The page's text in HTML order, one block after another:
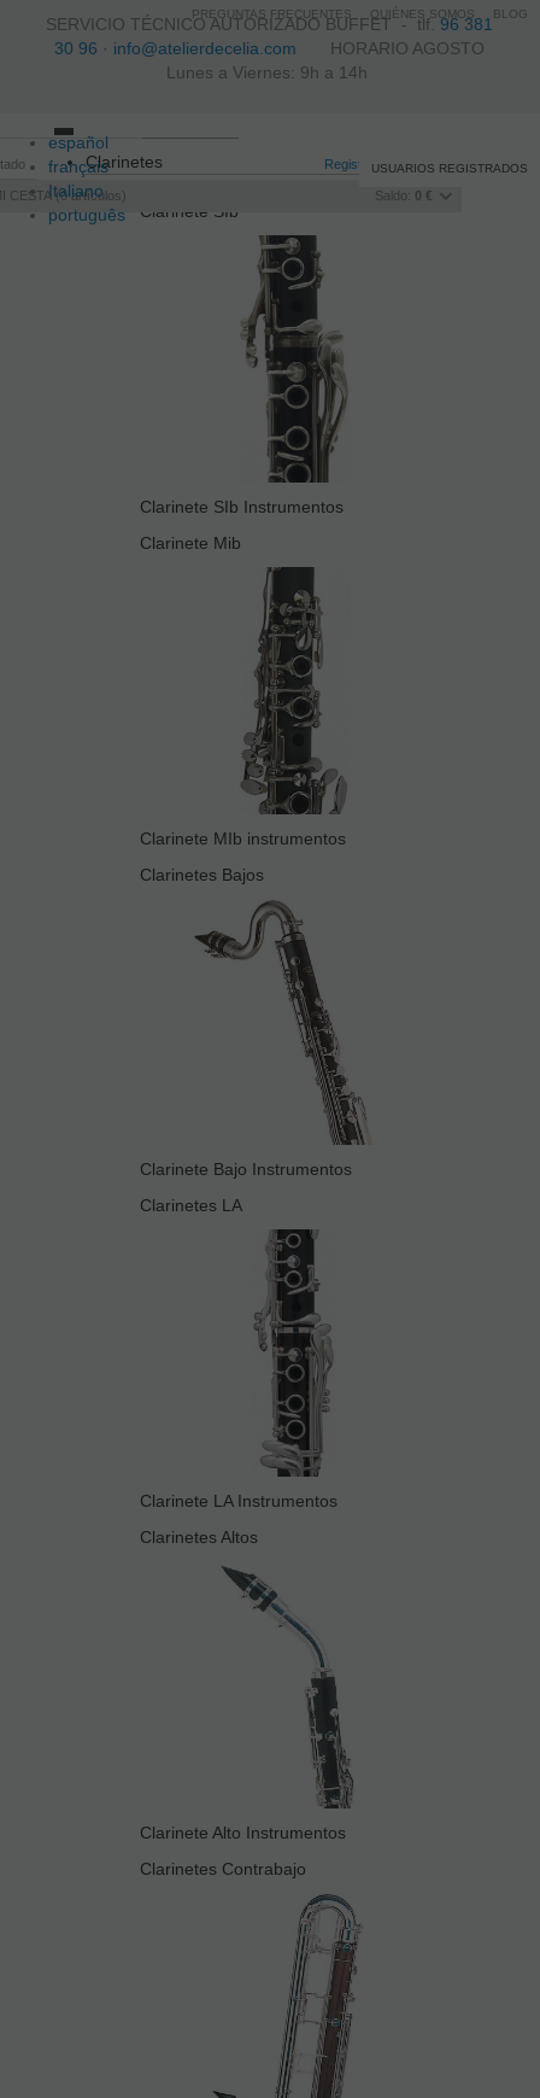
SERVICIO TÉCNICO AUTORIZADO BUFFET -tlf.96 381
30 96 · info@atelierdecelia.com HORARIO AGOSTO
Lunes a Viernes: 9h a 14h
español
français
Italiano
português
Registro /Iniciar sesión
CESTA 0artículos Saldo: 0 €
USUARIOS REGISTRADOS
Toggle
navigation
Clarinetes
Clarinete SIb
Clarinete SIb Instrumentos
Clarinete Mib
Clarinete MIb instrumentos
Clarinetes Bajos
Clarinete Bajo Instrumentos
Clarinetes LA
Clarinete LA Instrumentos
Clarinetes Altos
Clarinete Alto Instrumentos
Clarinetes Contrabajo
PREGUNTAS FRECUENTES QUIÉNES SOMOS BLOG